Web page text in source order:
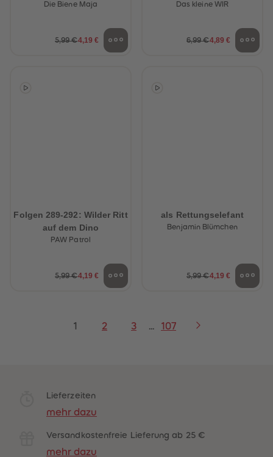
Die Biene Maja
5,99 €4,19 €
Das kleine WIR
6,99 €4,89 €
Folgen 289-292: Wilder Ritt
auf dem Dino
PAW Patrol
5,99 €4,19 €
als Rettungselefant
Benjamin Blümchen
5,99 €4,19 €
1 2 3 107
Lieferzeiten
mehr dazu
Versandkostenfreie Lieferung ab 25 €
mehr dazu